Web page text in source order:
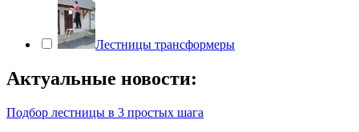
Лестницы трансформеры
Актуальные новости:
Подбор лестницы в 3 простых шага